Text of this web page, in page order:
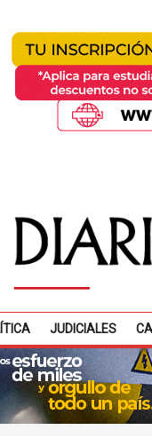
JUDICIALES